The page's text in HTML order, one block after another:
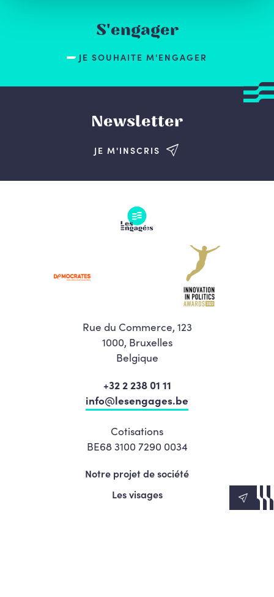
S'engager
JE SOUHAITE M'ENGAGER
Newsletter
JE M'INSCRIS
Rue du Commerce, 123
1000, Bruxelles
Belgique
+32 2 238 01 11
info@lesengages.be
Cotisations
BE68 3100 7290 0034
Notre projet de société
Les visages